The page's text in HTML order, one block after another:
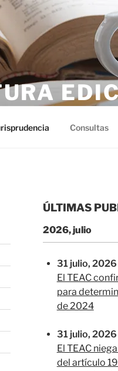
Consultas
ÚLTIMAS
2026, julio
31 julio, 2026
El TEAC
para
de 2024
31 julio, 2026
El TEAC
del artículo